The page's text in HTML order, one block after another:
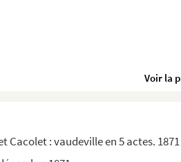
Cacolet : vaudeville en 5 actes. 1871